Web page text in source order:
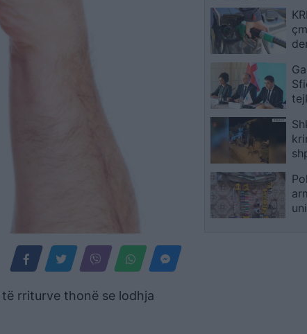
rriturve thonë se lodhja